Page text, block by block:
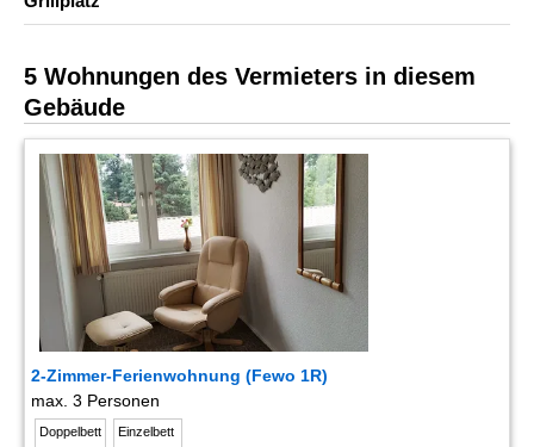
5 Wohnungen des Vermieters in diesem
Gebäude
2-Zimmer-Ferienwohnung (Fewo 1R)
max. 3 Personen
Doppelbett Einzelbett